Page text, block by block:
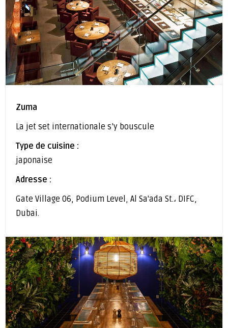
Zuma
La jet set internationale s’y bouscule
Type de cuisine :
japonaise
Adresse :
Gate Village 06, Podium Level, Al Sa'ada St.، DIFC,
Dubai.